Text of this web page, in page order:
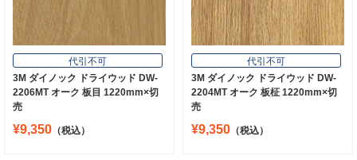
代引不可
3M ダイノック ドライウッド DW-
2206MT オーク 板目 1220mm×切
売
¥9,350 （税込）
代引不可
3M ダイノック ドライウッド DW-
2204MT オーク 板柾 1220mm×切
売
¥9,350 （税込）